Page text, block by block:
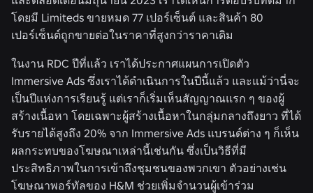
โดยมี Limiteds ขายหมด 77 เปอร์เซ็นต์ และสินค้า 80
เปอร์เซ็นต์ถูกขายต่อในราคาที่สูงกว่าราคาเดิม
ในงาน RDC ปีที่แล้ว เราได้ประกาศแผนการเปิดตัว
Immersive Ads ซึ่งเราได้ดำเนินการในปีนี้แล้ว และแม้ว่านี่จะ
เป็นปีแห่งการเรียนรู้ แต่เราก็เริ่มเห็นสัญญาณแรก ๆ ของผู้
สร้างเนื้อหา โดยเฉพาะผู้สร้างเนื้อหาในกลุ่มกลางถึงยาว ที่ได้
รับรายได้สูงถึง 20% จาก Immersive Ads แบรนด์ต่าง ๆ ก็เห็น
ผลกระทบของโฆษณาเหล่านี้เช่นกัน ซึ่งเป็นวิธีที่มี
ประสิทธิภาพในการเข้าถึงชุมชนของพวกเขา ตัวอย่างเช่น
โฆษณาพอร์ทัลของ H&M ช่วยเพิ่มจำนวนผู้เข้าร่วม